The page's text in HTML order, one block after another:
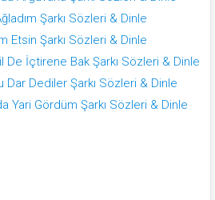
Şarkı Sözleri & Dinle
Etsin Şarkı Sözleri & Dinle
De İçtirene Bak Şarkı Sözleri & Dinle
Dar Dediler Şarkı Sözleri & Dinle
Yari Gördüm Şarkı Sözleri & Dinle